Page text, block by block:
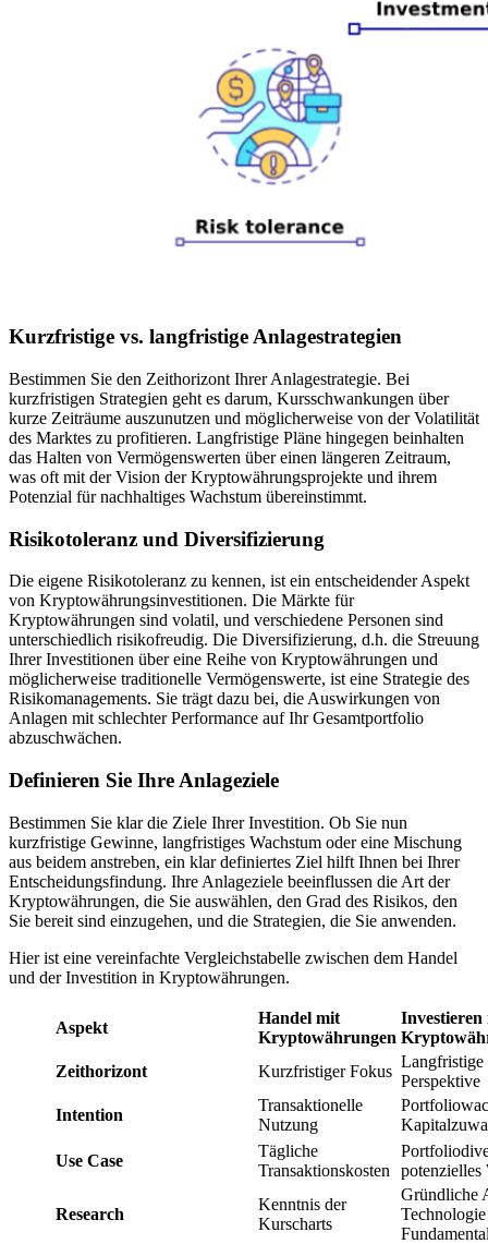
Kurzfristige vs. langfristige Anlagestrategien
Bestimmen Sie den Zeithorizont Ihrer Anlagestrategie. Bei
kurzfristigen Strategien geht es darum, Kursschwankungen über
kurze Zeiträume auszunutzen und möglicherweise von der Volatilität
des Marktes zu profitieren. Langfristige Pläne hingegen beinhalten
das Halten von Vermögenswerten über einen längeren Zeitraum,
was oft mit der Vision der Kryptowährungsprojekte und ihrem
Potenzial für nachhaltiges Wachstum übereinstimmt.
Risikotoleranz und Diversifizierung
Die eigene Risikotoleranz zu kennen, ist ein entscheidender Aspekt
von Kryptowährungsinvestitionen. Die Märkte für
Kryptowährungen sind volatil, und verschiedene Personen sind
unterschiedlich risikofreudig. Die Diversifizierung, d.h. die Streuung
Ihrer Investitionen über eine Reihe von Kryptowährungen und
möglicherweise traditionelle Vermögenswerte, ist eine Strategie des
Risikomanagements. Sie trägt dazu bei, die Auswirkungen von
Anlagen mit schlechter Performance auf Ihr Gesamtportfolio
abzuschwächen.
Definieren Sie Ihre Anlageziele
Bestimmen Sie klar die Ziele Ihrer Investition. Ob Sie nun
kurzfristige Gewinne, langfristiges Wachstum oder eine Mischung
aus beidem anstreben, ein klar definiertes Ziel hilft Ihnen bei Ihrer
Entscheidungsfindung. Ihre Anlageziele beeinflussen die Art der
Kryptowährungen, die Sie auswählen, den Grad des Risikos, den
Sie bereit sind einzugehen, und die Strategien, die Sie anwenden.
Hier ist eine vereinfachte Vergleichstabelle zwischen dem Handel
und der Investition in Kryptowährungen.
Aspekt
Handel mit
Kryptowährungen
Investieren
Zeithorizont
Kurzfristiger Fokus
Langfristige
Perspektive
Intention
Transaktionelle
Nutzung
Use Case
Tägliche
Transaktionskosten
potenzielles
Research
Kenntnis der
Kurscharts
Gründliche